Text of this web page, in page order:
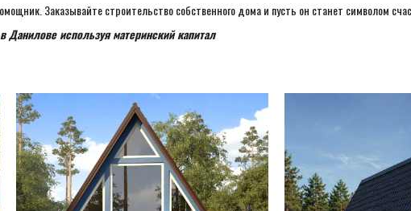
Заказывайте строительство собственного дома и пусть он станет символом
используя материнский капитал